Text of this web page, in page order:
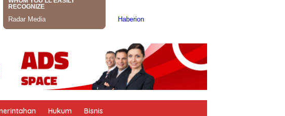
Hukum Bisnis